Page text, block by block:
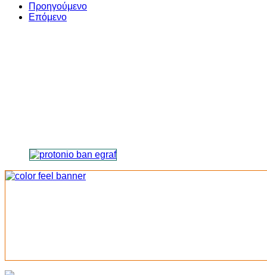
Προηγούμενο
Επόμενο